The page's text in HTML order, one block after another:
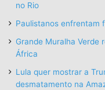
no Rio
Paulistanos enfrentam
Grande Muralha Verde
África
Lula quer mostrar a
desmatamento na